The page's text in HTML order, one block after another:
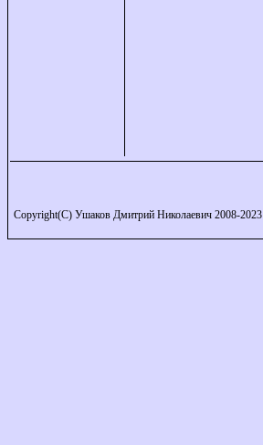
Copyright(C) Ушаков Дмитрий Николаевич 2008-2023